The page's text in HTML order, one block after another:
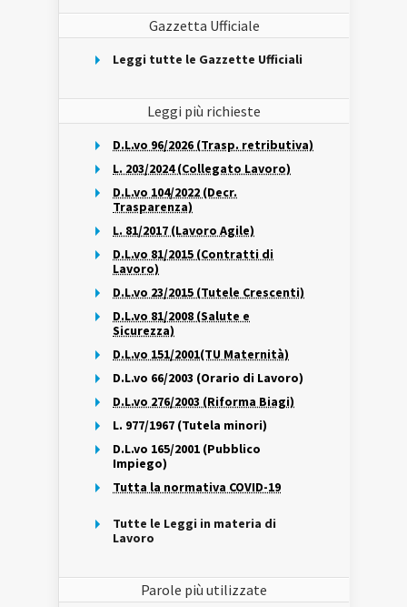
Gazzetta Ufficiale
Leggi tutte le Gazzette Ufficiali
Leggi più richieste
D.L.vo 96/2026 (Trasp. retributiva)
L. 203/2024 (Collegato Lavoro)
D.L.vo 104/2022 (Decr.
Trasparenza)
L. 81/2017 (Lavoro Agile)
D.L.vo 81/2015 (Contratti di
Lavoro)
D.L.vo 23/2015 (Tutele Crescenti)
D.L.vo 81/2008 (Salute e
Sicurezza)
D.L.vo 151/2001(TU Maternità)
D.L.vo 66/2003 (Orario di Lavoro)
D.L.vo 276/2003 (Riforma Biagi)
L. 977/1967 (Tutela minori)
D.L.vo 165/2001 (Pubblico
Impiego)
Tutta la normativa COVID-19
Tutte le Leggi in materia di
Lavoro
Parole più utilizzate